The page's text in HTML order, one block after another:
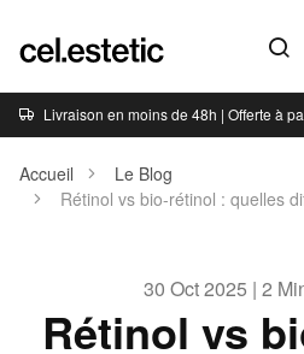
Livraison en moins de 48h | Offerte à
Accueil
Le Blog
Rétinol vs bio-rétinol : quelles
30 Oct 2025 | 2
Rétinol vs